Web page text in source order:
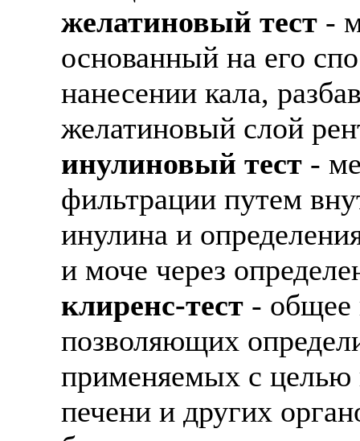
желатиновый тест -
основанный на его
нанесении кала,
желатиновый слой
инулиновый тест -
фильтрации путем
инулина и
и моче через
клиренс-тест - общее
позволяющих
применяемых с целью
печени и других